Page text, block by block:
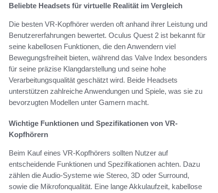
Beliebte Headsets für virtuelle Realität im Vergleich
Die besten VR-Kopfhörer werden oft anhand ihrer Leistung und
Benutzererfahrungen bewertet. Oculus Quest 2 ist bekannt für
seine kabellosen Funktionen, die den Anwendern viel
Bewegungsfreiheit bieten, während das Valve Index besonders
für seine präzise Klangdarstellung und seine hohe
Verarbeitungsqualität geschätzt wird. Beide Headsets
unterstützen zahlreiche Anwendungen und Spiele, was sie zu
bevorzugten Modellen unter Gamern macht.
Wichtige Funktionen und Spezifikationen von VR-
Kopfhörern
Beim Kauf eines VR-Kopfhörers sollten Nutzer auf
entscheidende Funktionen und Spezifikationen achten. Dazu
zählen die Audio-Systeme wie Stereo, 3D oder Surround,
sowie die Mikrofonqualität. Eine lange Akkulaufzeit, kabellose